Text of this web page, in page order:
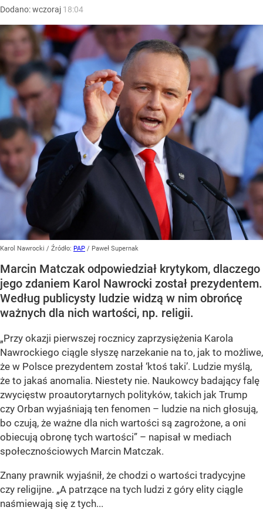
Dodano:wczoraj 18:04
Karol Nawrocki / Źródło: PAP / Paweł Supernak
Marcin Matczak odpowiedział krytykom, dlaczego
jego zdaniem Karol Nawrocki został prezydentem.
Według publicysty ludzie widzą w nim obrońcę
ważnych dla nich wartości, np. religii.
„Przy okazji pierwszej rocznicy zaprzysiężenia Karola
Nawrockiego ciągle słyszę narzekanie na to, jak to możliwe,
że w Polsce prezydentem został ‘ktoś taki’. Ludzie myślą,
że to jakaś anomalia. Niestety nie. Naukowcy badający falę
zwycięstw proautorytarnych polityków, takich jak Trump
czy Orban wyjaśniają ten fenomen – ludzie na nich głosują,
bo czują, że ważne dla nich wartości są zagrożone, a oni
obiecują obronę tych wartości” – napisał w mediach
społecznościowych Marcin Matczak.
Znany prawnik wyjaśnił, że chodzi o wartości tradycyjne
czy religijne. „A patrzące na tych ludzi z góry elity ciągle
naśmiewają się z tych...